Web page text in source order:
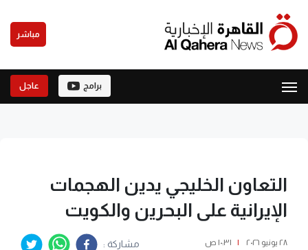
مباشر
برامج عاجل
التعاون الخليجي يدين الهجمات
الإيرانية على البحرين والكويت
٢٨ يونيو ٢٠٢٦ | ١٠:٣١ ص مشاركة :